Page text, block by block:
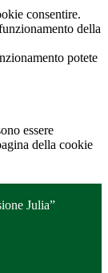
consentire.
della
potete
essere
della cookie
Julia”